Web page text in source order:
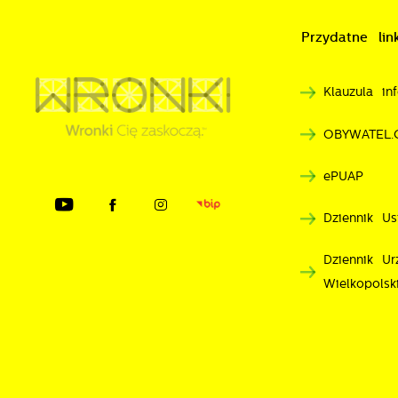
Przydatne
Klauzula
ePUAP
Dziennik
Dziennik